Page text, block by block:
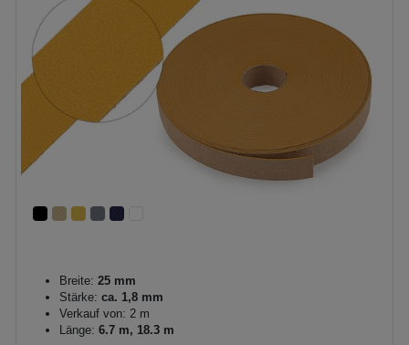
Breite: 25 mm
Stärke: ca. 1,8 mm
Verkauf von: 2 m
Länge: 6.7 m, 18.3 m